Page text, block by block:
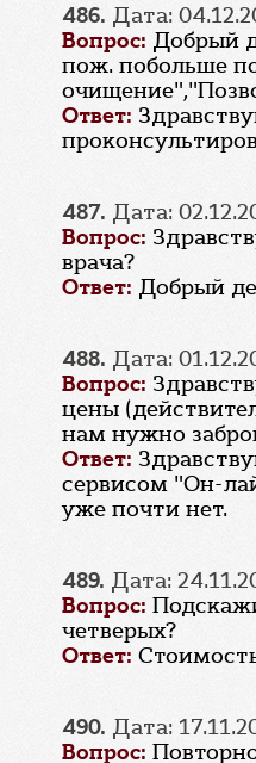
486. Дата:
Вопрос: Добрый
пож. побольше
Ответ:
487. Дата:
Вопрос:
врача?
Ответ: Добрый
488. Дата:
Вопрос:
цены
нам нужно
Ответ:
сервисом "Он-
уже почти нет.
489. Дата:
Вопрос:
четверых?
Ответ:
490. Дата:
Вопрос: